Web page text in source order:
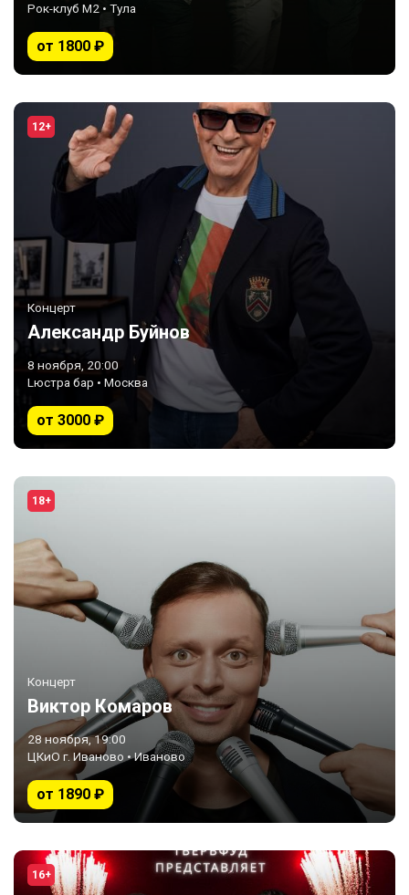
Рок-клуб М2 • Тула
от 1800 ₽
12+
Концерт
Александр Буйнов
8 ноября, 20:00
Lюстра бар • Москва
от 3000 ₽
18+
Концерт
Виктор Комаров
28 ноября, 19:00
ЦКиО г. Иваново • Иваново
от 1890 ₽
16+